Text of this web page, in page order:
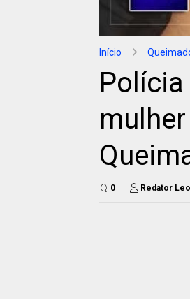
Início
0 Redator